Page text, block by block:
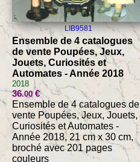
LIB9581
Ensemble de 4 catalogues
de vente Poupées, Jeux,
Jouets, Curiosités et
Automates - Année 2018
2018
36.00€
Ensemble de 4 catalogues de
vente Poupées, Jeux, Jouets,
Curiosités et Automates -
Année 2018, 21 cm x 30 cm,
broché avec 201 pages
couleurs